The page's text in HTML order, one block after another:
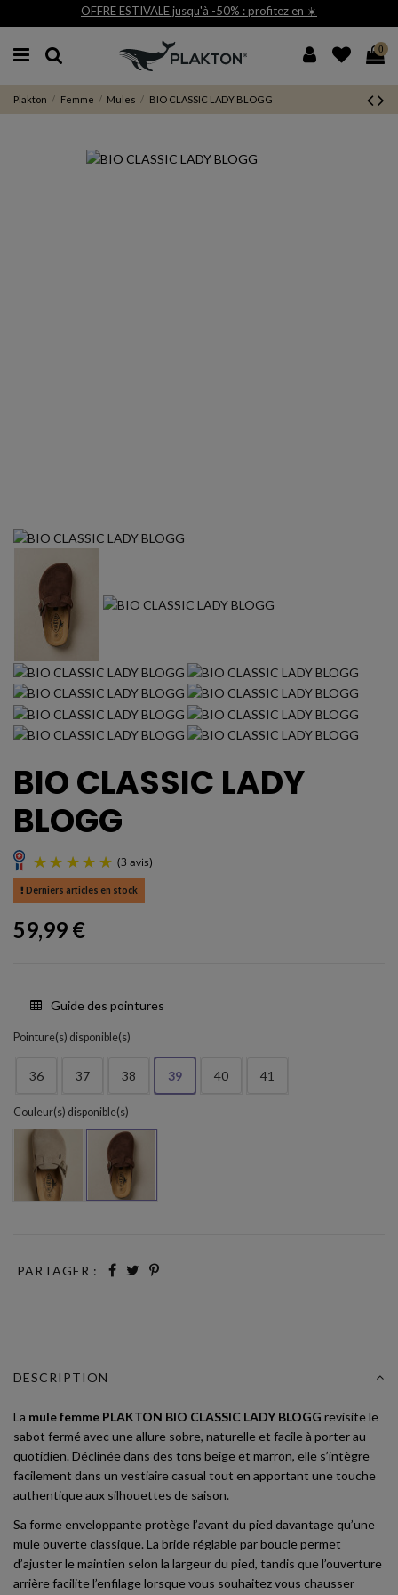
jusqu'à -50% : profitez en ☀️
0
Plakton Femme Mules BIO CLASSIC LADY BLOGG
BIO CLASSIC LADY
BLOGG
(3 avis)
Derniers articles en stock
59,99 €
Guide des pointures
Pointure(s) disponible(s)
36 37 38 39 40 41
Couleur(s) disponible(s)
Ceniza Marron-2
PARTAGER :
DESCRIPTION
La mule femme PLAKTON BIO CLASSIC LADY BLOGG revisite le
sabot fermé avec une allure sobre, naturelle et facile à porter au
quotidien. Déclinée dans des tons beige et marron, elle s’intègre
facilement dans un vestiaire casual tout en apportant une touche
authentique aux silhouettes de saison.
Sa forme enveloppante protège l’avant du pied davantage qu’une
mule ouverte classique. La bride réglable par boucle permet
d’ajuster le maintien selon la largeur du pied, tandis que l’ouverture
arrière facilite l’enfilage lorsque vous souhaitez vous chausser